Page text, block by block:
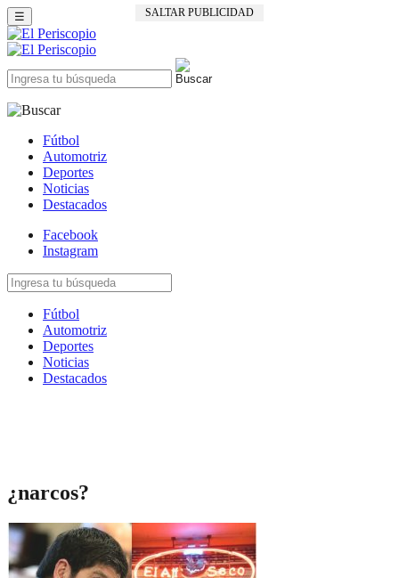
SALTAR PUBLICIDAD
☰
Fútbol
Automotriz
Deportes
Noticias
Destacados
Facebook
Instagram
Fútbol
Automotriz
Deportes
Noticias
Destacados
¿narcos?